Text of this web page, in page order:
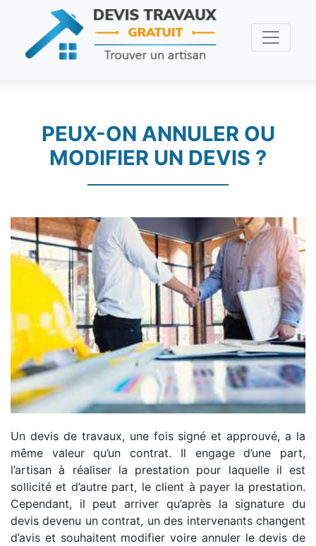
PEUX-ON ANNULER OU
MODIFIER UN DEVIS ?
Un devis de travaux, une fois signé et approuvé, a la
même valeur qu’un contrat. Il engage d’une part,
l’artisan à réaliser la prestation pour laquelle il est
sollicité et d’autre part, le client à payer la prestation.
Cependant, il peut arriver qu’après la signature du
devis devenu un contrat, un des intervenants changent
d’avis et souhaitent modifier voire annuler le devis de